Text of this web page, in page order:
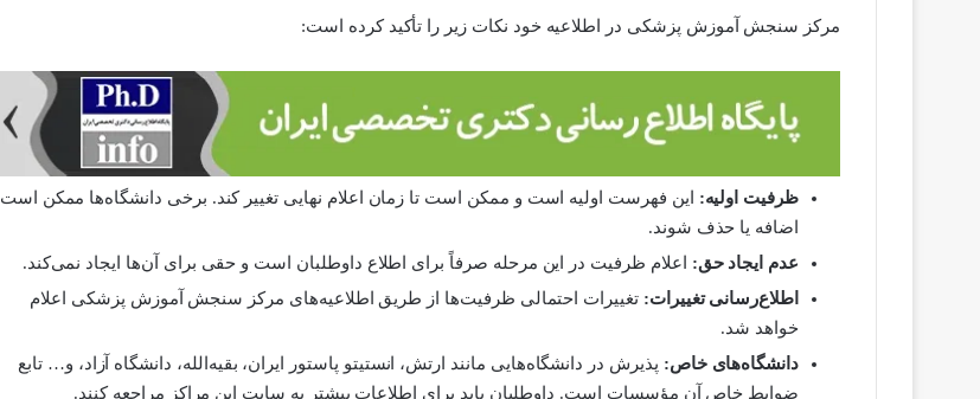
مرکز سنجش آموزش پزشکی در اطلاعیه خود نکات زیر را تأکید کرده است:
ظرفیت اولیه: این فهرست اولیه است و ممکن است تا زمان اعلام نهایی تغییر کند. برخی دانشگاه‌ها ممکن است
اضافه یا حذف شوند.
عدم ایجاد حق: اعلام ظرفیت در این مرحله صرفاً برای اطلاع داوطلبان است و حقی برای آن‌ها ایجاد نمی‌کند.
اطلاع‌رسانی تغییرات: تغییرات احتمالی ظرفیت‌ها از طریق اطلاعیه‌های مرکز سنجش آموزش پزشکی اعلام
خواهد شد.
دانشگاه‌های خاص: پذیرش در دانشگاه‌هایی مانند ارتش، انستیتو پاستور ایران، بقیه‌الله، دانشگاه آزاد، و… تابع
ضوابط خاص آن مؤسسات است. داوطلبان باید برای اطلاعات بیشتر به سایت این مراکز مراجعه کنند.